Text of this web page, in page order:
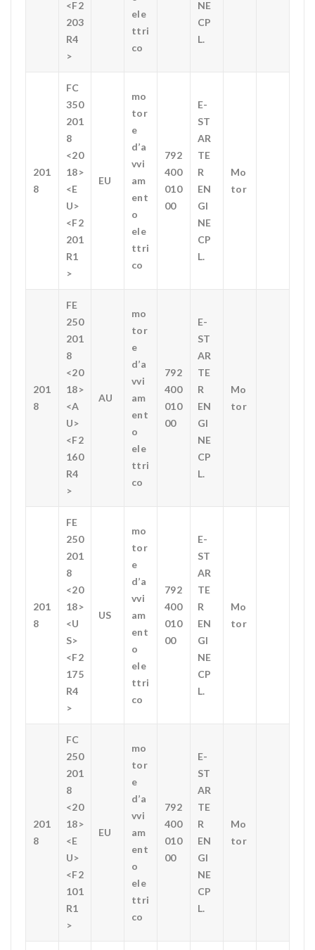
<F2
203
R4
>
ele
ttri
co
NE
CP
L.
201
8
FC
350
201
8
<20
18>
<E
U>
<F2
201
R1
>
EU
mo
tor
e
d’a
vvi
am
ent
o
ele
ttri
co
792
400
010
00
E-
ST
AR
TE
R
EN
GI
NE
CP
L.
Mo
tor
201
8
FE
250
201
8
<20
18>
<A
U>
<F2
160
R4
>
AU
mo
tor
e
d’a
vvi
am
ent
o
ele
ttri
co
792
400
010
00
E-
ST
AR
TE
R
EN
GI
NE
CP
L.
Mo
tor
201
8
FE
250
201
8
<20
18>
<U
S>
<F2
175
R4
>
US
mo
tor
e
d’a
vvi
am
ent
o
ele
ttri
co
792
400
010
00
E-
ST
AR
TE
R
EN
GI
NE
CP
L.
Mo
tor
201
8
FC
250
201
8
<20
18>
<E
U>
<F2
101
R1
>
EU
mo
tor
e
d’a
vvi
am
ent
o
ele
ttri
co
792
400
010
00
E-
ST
AR
TE
R
EN
GI
NE
CP
L.
Mo
tor